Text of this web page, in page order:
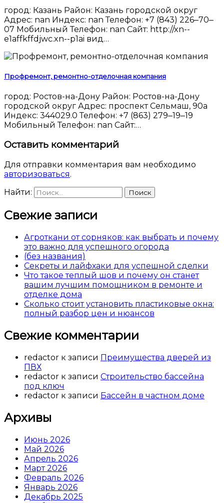
город: Казань Район: Казань городской округ
Адрес: nan Индекс: nan Телефон: +7 (843) 226‒70‒
07 Мобильный Телефон: nan Сайт: http://xn--
e1affkffdjwc.xn--p1ai вид…
Профремонт, ремонтно-отделочная компания
город: Ростов-на-Дону Район: Ростов-на-Дону
городской округ Адрес: проспект Сельмаш, 90а
Индекс: 344029.0 Телефон: +7 (863) 279‒19‒19
Мобильный Телефон: nan Сайт:…
Оставить комментарий
Для отправки комментария вам необходимо
авторизоваться.
Найти:
Свежие записи
Агроткани от сорняков: как выбрать и почему
это важно для успешного огорода
(без названия)
Секреты и лайфхаки для успешной сделки
Что такое теплый шов и почему он станет
вашим лучшим помощником в ремонте и
отделке дома
Сколько стоит установить пластиковые окна:
полный разбор цен и нюансов
Свежие комментарии
redactor к записи Преимущества дверей из
ПВХ
redactor к записи Строительство бассейна
под ключ
redactor к записи Бассейн в частном доме
Архивы
Июнь 2026
Май 2026
Апрель 2026
Март 2026
Февраль 2026
Январь 2026
Декабрь 2025